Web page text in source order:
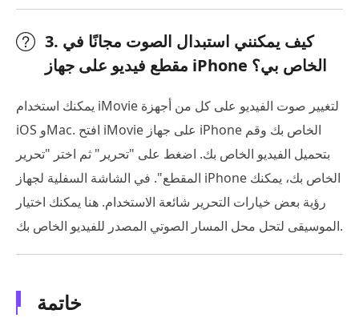
3. كيف يمكنني استبدال الصوت مجانًا في
مقطع فيديو على جهاز iPhone الخاص بي؟
يمكنك استخدام iMovie لتغيير صوت الفيديو على كل من أجهزة
iOS وMac. افتح iMovie على جهاز iPhone الخاص بك وقم
بتحميل الفيديو الخاص بك. اضغط على "تحرير" ثم اختر "تحرير
المقطع". في الشاشة السفلية لجهاز iPhone الخاص بك، يمكنك
رؤية بعض خيارات التحرير شائعة الاستخدام. هنا يمكنك اختيار
الموسيقى لتحل محل المسار الصوتي المصدر للفيديو الخاص بك.
خاتمة